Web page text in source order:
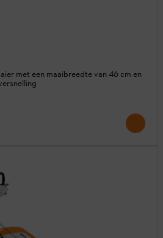
met een maaibreedte van 46 cm en